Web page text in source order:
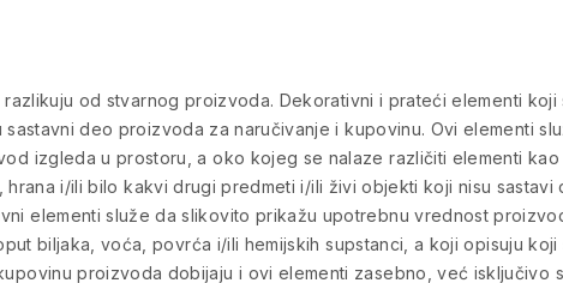
od stvarnog proizvoda. Dekorativni i prateći elementi koji
deo proizvoda za naručivanje i kupovinu. Ovi elementi
izgleda u prostoru, a oko kojeg se nalaze različiti elementi kao
i/ili bilo kakvi drugi predmeti i/ili živi objekti koji nisu sastavi
elementi služe da slikovito prikažu upotrebnu vrednost
biljaka, voća, povrća i/ili hemijskih supstanci, a koji opisuju koji
proizvoda dobijaju i ovi elementi zasebno, već isključivo